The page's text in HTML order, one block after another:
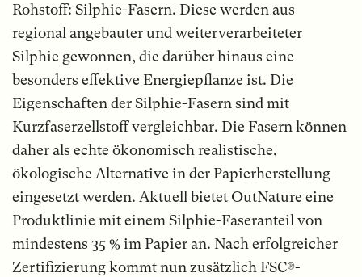
Rohstoff: Silphie-Fasern. Diese werden aus
regional angebauter und weiterverarbeiteter
Silphie gewonnen, die darüber hinaus eine
besonders effektive Energiepflanze ist. Die
Eigenschaften der Silphie-Fasern sind mit
Kurzfaserzellstoff vergleichbar. Die Fasern können
daher als echte ökonomisch realistische,
ökologische Alternative in der Papierherstellung
eingesetzt werden. Aktuell bietet OutNature eine
Produktlinie mit einem Silphie-Faseranteil von
mindestens 35 % im Papier an. Nach erfolgreicher
Zertifizierung kommt nun zusätzlich FSC®-